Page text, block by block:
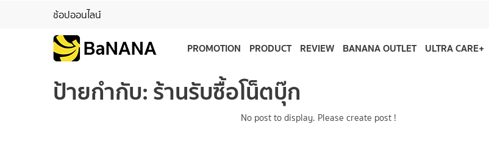
ช้อปออนไลน์
PROMOTION PRODUCT REVIEW BANANA OUTLET ULTRA CARE+
ป้ายกำกับ:ร้านรับซื้อโน็ตบุ๊ก
No post to display. Please create post !